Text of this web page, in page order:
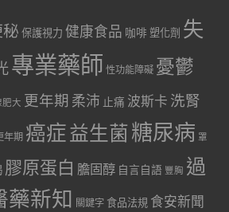
保護視力 健康食品 咖啡 塑化劑 失
專業藥師 性功能障礙 憂鬱
肥大 更年期 柔沛 止痛 波斯卡 洗腎
年期 癌症益生菌 糖尿病 罩
膠原蛋白 膽固醇 自言自語 豐胸 過
藥新知 關鍵字 食品法規 食安新聞